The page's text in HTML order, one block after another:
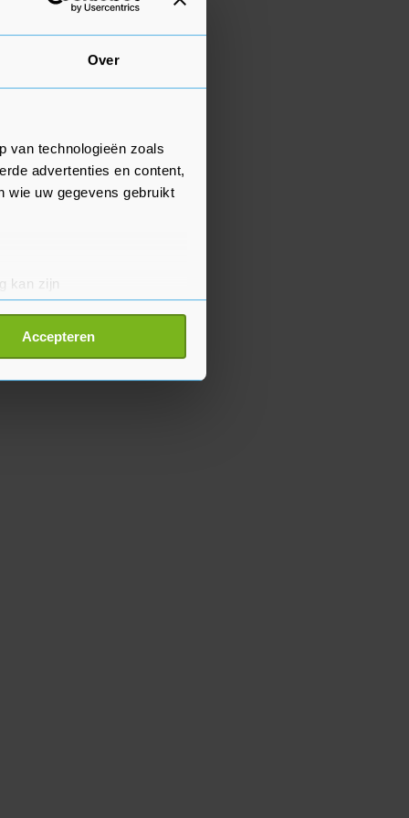
Over
van technologieën zoals
advertenties en content,
wie uw gegevens gebruikt
kan zijn
detailgedeelte
Accepteren